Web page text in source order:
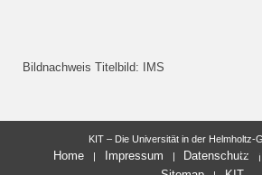
Bildnachweis Titelbild: IMS
KIT – Die Universität in der Helmholtz-
Home Impressum Datenschutz